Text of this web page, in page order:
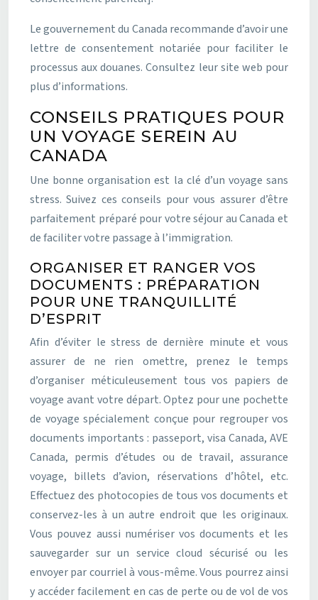
Le gouvernement du Canada recommande d’avoir une
lettre de consentement notariée pour faciliter le
processus aux douanes. Consultez leur site web pour
plus d’informations.
CONSEILS PRATIQUES POUR
UN VOYAGE SEREIN AU
CANADA
Une bonne organisation est la clé d’un voyage sans
stress. Suivez ces conseils pour vous assurer d’être
parfaitement préparé pour votre séjour au Canada et
de faciliter votre passage à l’immigration.
ORGANISER ET RANGER VOS
DOCUMENTS : PRÉPARATION
POUR UNE TRANQUILLITÉ
D’ESPRIT
Afin d’éviter le stress de dernière minute et vous
assurer de ne rien omettre, prenez le temps
d’organiser méticuleusement tous vos papiers de
voyage avant votre départ. Optez pour une pochette
de voyage spécialement conçue pour regrouper vos
documents importants : passeport, visa Canada, AVE
Canada, permis d’études ou de travail, assurance
voyage, billets d’avion, réservations d’hôtel, etc.
Effectuez des photocopies de tous vos documents et
conservez-les à un autre endroit que les originaux.
Vous pouvez aussi numériser vos documents et les
sauvegarder sur un service cloud sécurisé ou les
envoyer par courriel à vous-même. Vous pourrez ainsi
y accéder facilement en cas de perte ou de vol de vos